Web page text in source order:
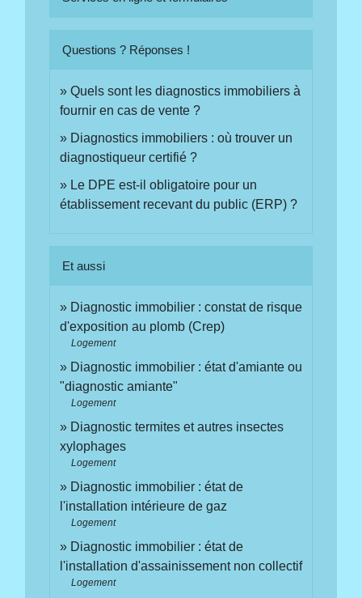
Questions ? Réponses !
Quels sont les diagnostics immobiliers à
fournir en cas de vente ?
Diagnostics immobiliers : où trouver un
diagnostiqueur certifié ?
Le DPE est-il obligatoire pour un
établissement recevant du public (ERP) ?
Et aussi
Diagnostic immobilier : constat de risque
d'exposition au plomb (Crep)
Logement
Diagnostic immobilier : état d'amiante ou
"diagnostic amiante"
Logement
Diagnostic termites et autres insectes
xylophages
Logement
Diagnostic immobilier : état de
l'installation intérieure de gaz
Logement
Diagnostic immobilier : état de
l'installation d'assainissement non collectif
Logement